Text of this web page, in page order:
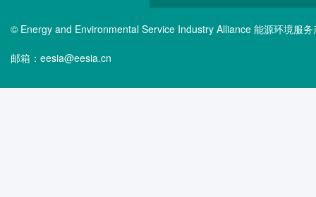
© Energy and Environmental Service Industry Alliance 能源环境服
邮箱：eesia@eesia.cn